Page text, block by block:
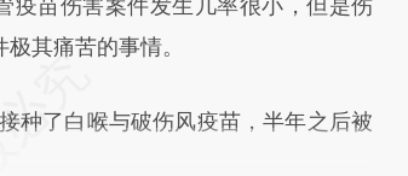
疫苗伤害案件发生几率很小，但是伤
其痛苦的事情。
了白喉与破伤风疫苗，半年之后被